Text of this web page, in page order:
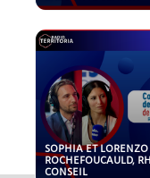
SOPHIA ET
ROCHEFOUCAULD,
CONSEIL